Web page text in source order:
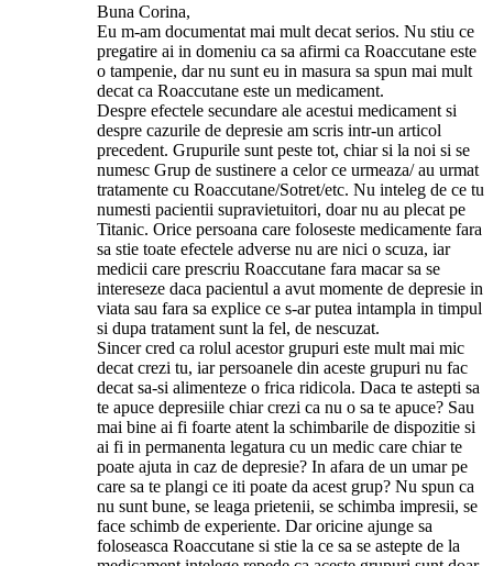
Buna Corina,
Eu m-am documentat mai mult decat serios. Nu stiu ce
pregatire ai in domeniu ca sa afirmi ca Roaccutane este
o tampenie, dar nu sunt eu in masura sa spun mai mult
decat ca Roaccutane este un medicament.
Despre efectele secundare ale acestui medicament si
despre cazurile de depresie am scris intr-un articol
precedent. Grupurile sunt peste tot, chiar si la noi si se
numesc Grup de sustinere a celor ce urmeaza/ au urmat
tratamente cu Roaccutane/Sotret/etc. Nu inteleg de ce tu
numesti pacientii supravietuitori, doar nu au plecat pe
Titanic. Orice persoana care foloseste medicamente fara
sa stie toate efectele adverse nu are nici o scuza, iar
medicii care prescriu Roaccutane fara macar sa se
intereseze daca pacientul a avut momente de depresie in
viata sau fara sa explice ce s-ar putea intampla in timpul
si dupa tratament sunt la fel, de nescuzat.
Sincer cred ca rolul acestor grupuri este mult mai mic
decat crezi tu, iar persoanele din aceste grupuri nu fac
decat sa-si alimenteze o frica ridicola. Daca te astepti sa
te apuce depresiile chiar crezi ca nu o sa te apuce? Sau
mai bine ai fi foarte atent la schimbarile de dispozitie si
ai fi in permanenta legatura cu un medic care chiar te
poate ajuta in caz de depresie? In afara de un umar pe
care sa te plangi ce iti poate da acest grup? Nu spun ca
nu sunt bune, se leaga prietenii, se schimba impresii, se
face schimb de experiente. Dar oricine ajunge sa
foloseasca Roaccutane si stie la ce sa se astepte de la